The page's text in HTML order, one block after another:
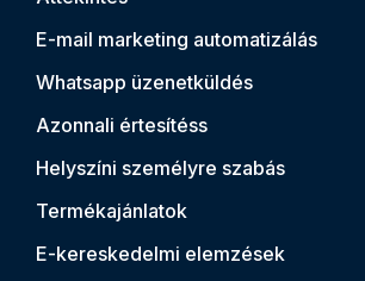
E-mail marketing automatizálás
Whatsapp üzenetküldés
Azonnali értesítéss
Helyszíni személyre szabás
Termékajánlatok
E-kereskedelmi elemzések